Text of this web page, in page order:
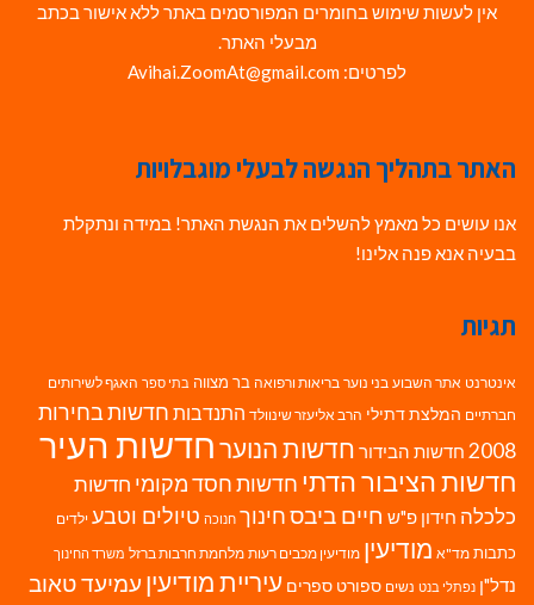
אין לעשות שימוש בחומרים המפורסמים באתר ללא אישור בכתב
מבעלי האתר.
לפרטים: Avihai.ZoomAt@gmail.com
האתר בתהליך הנגשה לבעלי מוגבלויות
אנו עושים כל מאמץ להשלים את הנגשת האתר! במידה ונתקלת
בבעיה אנא פנה אלינו!
תגיות
אינטרנט אתר השבוע בני נוער בריאות ורפואה בר מצווה בתי ספר האגף לשירותים
חברתיים המלצת דתילי הרב אליעזר שינוולד התנדבות חדשות בחירות
2008 חדשות הבידור חדשות הנוערחדשות העיר
חדשות הציבור הדתי חדשות חסד מקומי חדשות
כלכלה חידון פ"ש חיים ביבסחינוך חנוכה טיולים וטבע ילדים
כתבות מד"א מודיעין מודיעין מכבים רעות מלחמת חרבות ברזל משרד החינוך
נדל"ן נפתלי בנט נשים ספורט ספרים עיריית מודיעין עמיעד טאוב